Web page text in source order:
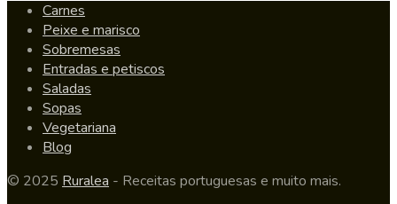
Carnes
Peixe e marisco
Sobremesas
Entradas e petiscos
Saladas
Sopas
Vegetariana
Blog
© 2025 Ruralea - Receitas portuguesas e muito mais.